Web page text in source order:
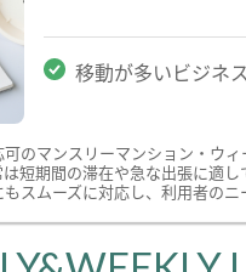
移動が多いビジネ
のマンスリーマンション・ウ
短期間の滞在や急な出張に適
スムーズに対応し、利用者のニ